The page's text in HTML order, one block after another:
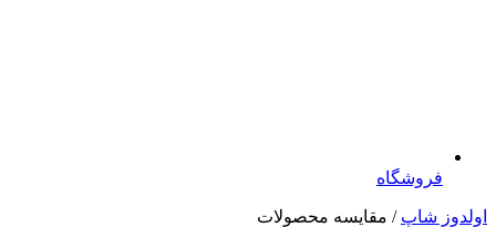
فروشگاه
اولدوز شاپ / مقایسه محصولات